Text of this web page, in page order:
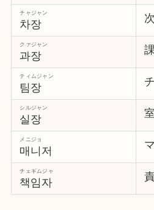
차장
チャジャン
과장
クァジャン
팀장
ティムジャン
실장
シルジャン
매니저
メニジョ
책임자
チェギムジャ